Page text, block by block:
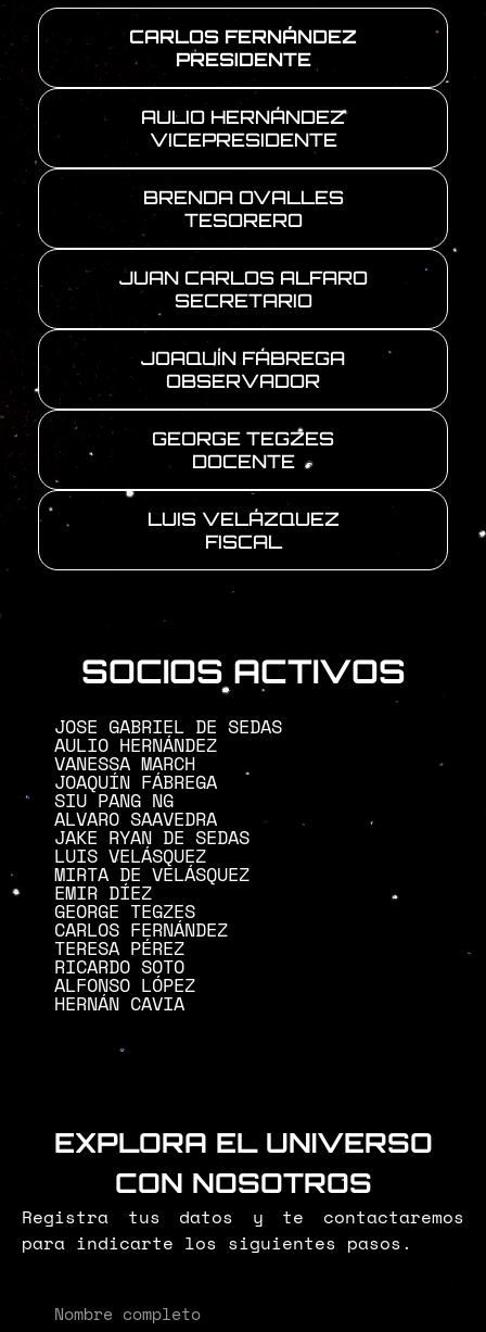
CARLOS FERNÁNDEZ
PRESIDENTE
AULIO HERNÁNDEZ
VICEPRESIDENTE
BRENDA OVALLES
TESORERO
JUAN CARLOS ALFARO
SECRETARIO
JOAQUÍN FÁBREGA
OBSERVADOR
GEORGE TEGZES
DOCENTE
LUIS VELÁZQUEZ
FISCAL
SOCIOS ACTIVOS
JOSE GABRIEL DE SEDAS
AULIO HERNÁNDEZ
VANESSA MARCH
JOAQUÍN FÁBREGA
SIU PANG NG
ALVARO SAAVEDRA
JAKE RYAN DE SEDAS
LUIS VELÁSQUEZ
MIRTA DE VELÁSQUEZ
EMIR DÍEZ
GEORGE TEGZES
CARLOS FERNÁNDEZ
TERESA PÉREZ
RICARDO SOTO
ALFONSO LÓPEZ
HERNÁN CAVIA
EXPLORA EL UNIVERSO
CON NOSOTROS
Registra tus datos y te contactaremos
para indicarte los siguientes pasos.